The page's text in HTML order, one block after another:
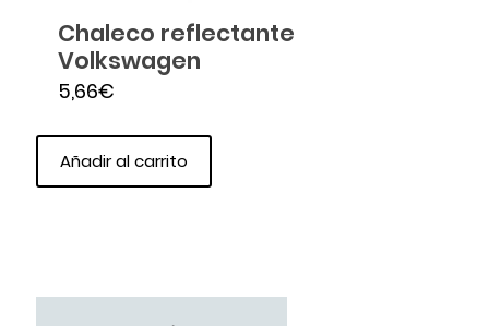
Chaleco reflectante
Volkswagen
5,66€
Añadir al carrito